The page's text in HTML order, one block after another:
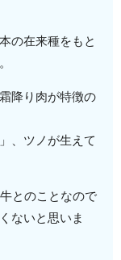
の在来種をもと
降り肉が特徴の
、ツノが生えて
とのことなので
ないと思いま